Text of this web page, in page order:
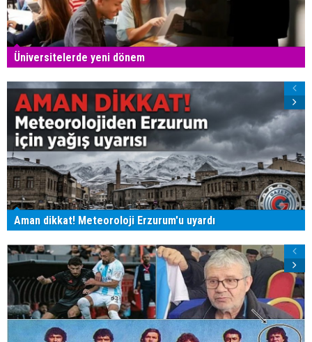
Üniversitelerde yeni dönem
Aman dikkat! Meteoroloji Erzurum'u uyardı